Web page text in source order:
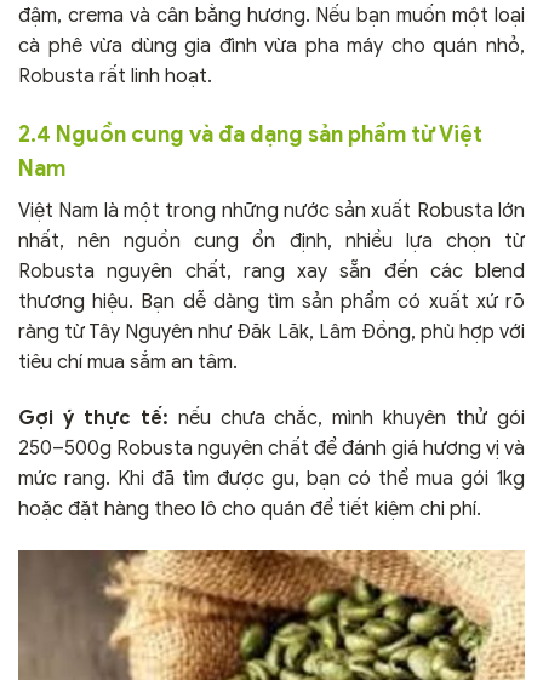
đậm, crema và cân bằng hương. Nếu bạn muốn một loại
cà phê vừa dùng gia đình vừa pha máy cho quán nhỏ,
Robusta rất linh hoạt.
2.4 Nguồn cung và đa dạng sản phẩm từ Việt
Nam
Việt Nam là một trong những nước sản xuất Robusta lớn
nhất, nên nguồn cung ổn định, nhiều lựa chọn từ
Robusta nguyên chất, rang xay sẵn đến các blend
thương hiệu. Bạn dễ dàng tìm sản phẩm có xuất xứ rõ
ràng từ Tây Nguyên như Đăk Lăk, Lâm Đồng, phù hợp với
tiêu chí mua sắm an tâm.
Gợi ý thực tế: nếu chưa chắc, mình khuyên thử gói
250–500g Robusta nguyên chất để đánh giá hương vị và
mức rang. Khi đã tìm được gu, bạn có thể mua gói 1kg
hoặc đặt hàng theo lô cho quán để tiết kiệm chi phí.